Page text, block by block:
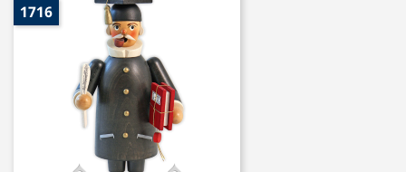
1716